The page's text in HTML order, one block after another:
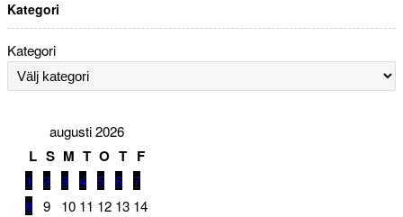
Kategori
Kategori
augusti 2026
L S M T O T F
1 2 3 4 5 6 7
8 9 10 11 12 13 14